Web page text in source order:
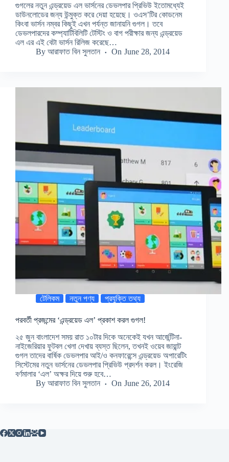
গুগলের নতুন এন্ড্রয়েড এল ভার্সনের ডেভলপার প্রিভিউ ইতোমধ্যেই
ডাউনলোডের জন্য উন্মুক্ত করে দেয়া হয়েছে। ওএস’টির কোডনেম
কিংবা ভার্সন নম্বর কিছুই এখন পর্যন্ত জানায়নি গুগল। তবে
ডেভলপারদের কম্প্যাটিবিলিটি টেস্টিং ও বাগ পরীক্ষার জন্য এন্ড্রয়েড
এল এর এই বেটা ভার্সন রিলিজ করেছে…
By আরাফাত বিন সুলতান On June 28, 2014
টেলিকম নতুন পণ্য প্রযুক্তি তথ্য
পরবর্তী প্রজন্মের ‘এন্ড্রয়েড এল’ প্রকাশ করল গুগল!
২৫ জুন বাংলাদেশ সময় রাত ১০টার দিকে অনেকেই যখন আর্জেন্টিনা-
নাইজেরিয়ার ফুটবল খেলা দেখায় ব্যস্ত ছিলেন, তখনই ওয়েব জায়ান্ট
গুগল তাদের বার্ষিক ডেভলপার আই/ও কনফারেন্সে এন্ড্রয়েড অপারেটিং
সিস্টেমের নতুন ভার্সনের ডেভলপার প্রিভিউ প্রদর্শন করল। ইংরেজি
বর্ণমালার ‘এল’ অক্ষর দিয়ে শুরু হবে…
By আরাফাত বিন সুলতান On June 26, 2014